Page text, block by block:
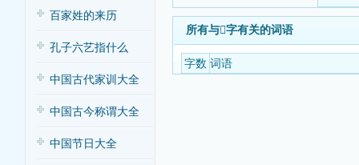
百家姓的来历
孔子六艺指什么
中国古代家训大全
中国古今称谓大全
中国节日大全
所有与𡹱字有关的词语
字数 词语